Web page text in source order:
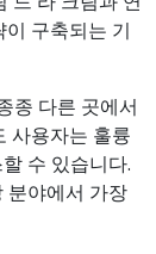
구축되는 기
종 다른 곳에서
사용자는 훌륭
수 있습니다.
분야에서 가장